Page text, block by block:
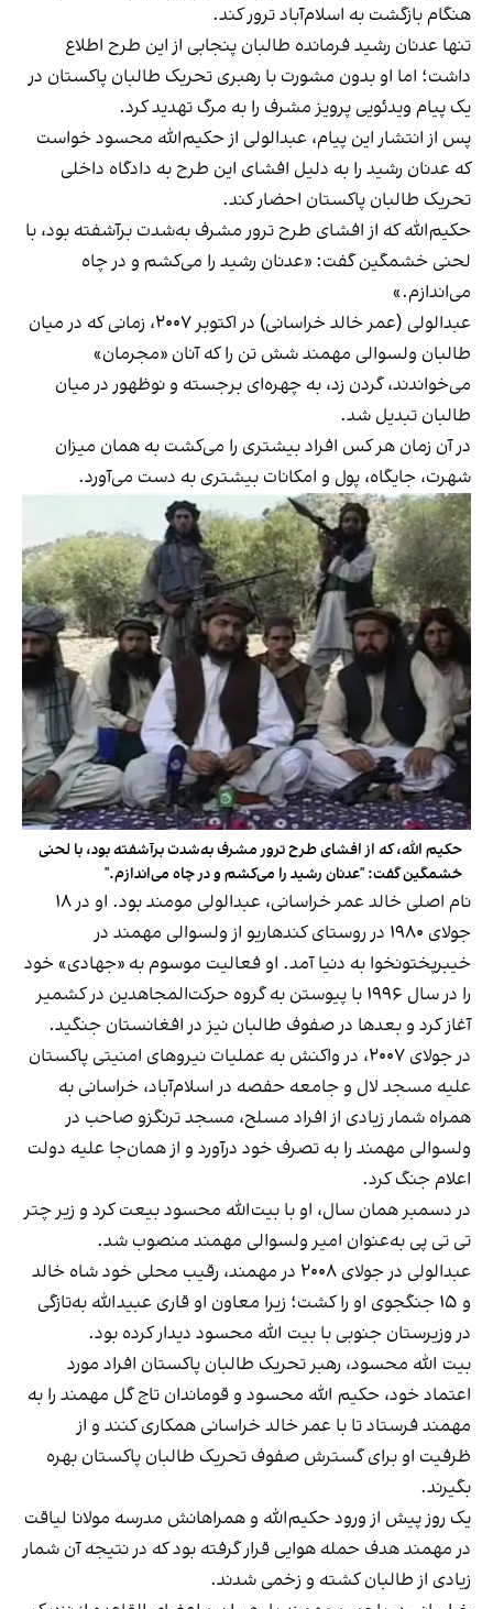
هنگام بازگشت به اسلام‌آباد ترور کند.
تنها عدنان رشید فرمانده طالبان پنجابی از این طرح اطلاع
داشت؛ اما او بدون مشورت با رهبری تحریک طالبان پاکستان در
یک پیام ویدئویی پرویز مشرف را به مرگ تهدید کرد.
پس از انتشار این پیام، عبدالولی از حکیم‌الله محسود خواست
که عدنان رشید را به دلیل افشای این طرح به دادگاه داخلی
تحریک طالبان پاکستان احضار کند.
حکیم‌الله که از افشای طرح ترور مشرف به‌شدت برآشفته بود، با
لحنی خشمگین گفت: «عدنان رشید را می‌کشم و در چاه
می‌اندازم.»
عبدالولی (عمر خالد خراسانی) در اکتوبر ۲۰۰۷، زمانی که در میان
طالبان ولسوالی مهمند شش تن را که آنان «مجرمان»
می‌خواندند، گردن زد، به چهره‌ای برجسته و نوظهور در میان
طالبان تبدیل شد.
در آن زمان هر کس افراد بیشتری را می‌کشت به همان میزان
شهرت، جایگاه، پول و امکانات بیشتری به دست می‌آورد.
حکیم الله، که از افشای طرح ترور مشرف به‌شدت برآشفته بود، با لحنی
خشمگین گفت: "عدنان رشید را می‌کشم و در چاه می‌اندازم."
نام اصلی خالد عمر خراسانی، عبدالولی مومند بود. او در ۱۸
جولای ۱۹۸۰ در روستای کندهاریو از ولسوالی مهمند در
خیبرپختونخوا به دنیا آمد. او فعالیت موسوم به «جهادی» خود
را در سال ۱۹۹۶ با پیوستن به گروه حرکت‌المجاهدین در کشمیر
آغاز کرد و بعدها در صفوف طالبان نیز در افغانستان جنگید.
در جولای ۲۰۰۷، در واکنش به عملیات نیروهای امنیتی پاکستان
علیه مسجد لال و جامعه حفصه در اسلام‌آباد، خراسانی به
همراه شمار زیادی از افراد مسلح، مسجد ترنگزو صاحب در
ولسوالی مهمند را به تصرف خود درآورد و از همان‌جا علیه دولت
اعلام جنگ کرد.
در دسمبر همان سال، او با بیت‌الله محسود بیعت کرد و زیر چتر
تی تی پی به‌عنوان امیر ولسوالی مهمند منصوب شد.
عبدالولی در جولای ۲۰۰۸ در مهمند، رقیب محلی خود شاه خالد
و ۱۵ جنگجوی او را کشت؛ زیرا معاون او قاری عبیدالله به‌تازگی
در وزیرستان جنوبی با بیت الله محسود دیدار کرده بود.
بیت الله محسود، رهبر تحریک طالبان پاکستان افراد مورد
اعتماد خود، حکیم الله محسود و قوماندان تاج گل مهمند را به
مهمند فرستاد تا با عمر خالد خراسانی همکاری کنند و از
ظرفیت او برای گسترش صفوف تحریک طالبان پاکستان بهره
بگیرند.
یک روز پیش از ورود حکیم‌الله و همراهانش مدرسه مولانا لیاقت
در مهمند هدف حمله هوایی قرار گرفته بود که در نتیجه آن شمار
زیادی از طالبان کشته و زخمی شدند.